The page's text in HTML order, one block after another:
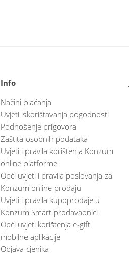
Info
Načini plaćanja
Uvjeti iskorištavanja pogodnosti
Podnošenje prigovora
Zaštita osobnih podataka
Uvjeti i pravila korištenja Konzum
online platforme
Opći uvjeti i pravila poslovanja za
Konzum online prodaju
Uvjeti i pravila kupoprodaje u
Konzum Smart prodavaonici
Opći uvjeti korištenja e-gift
mobilne aplikacije
Objava cjenika